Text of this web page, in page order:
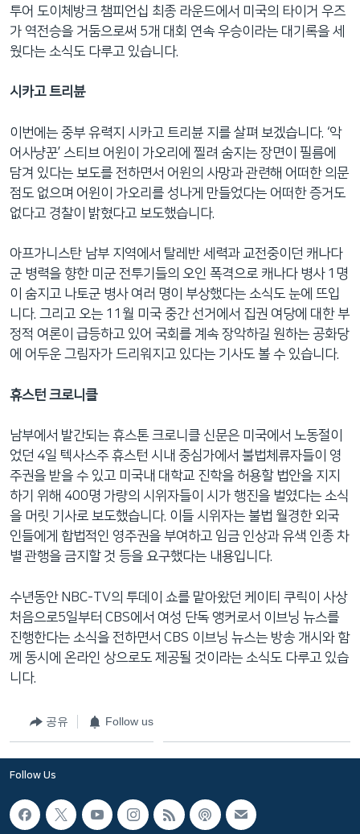
투어 도이체방크 챔피언십 최종 라운드에서 미국의 타이거 우즈
가 역전승을 거둠으로써 5개 대회 연속 우승이라는 대기록을 세
웠다는 소식도 다루고 있습니다.
시카고 트리뷴
이번에는 중부 유력지 시카고 트리뷴 지를 살펴 보겠습니다. ‘악
어사냥꾼’ 스티브 어윈이 가오리에 찔려 숨지는 장면이 필름에
담겨 있다는 보도를 전하면서 어윈의 사망과 관련해 어떠한 의문
점도 없으며 어윈이 가오리를 성나게 만들었다는 어떠한 증거도
없다고 경찰이 밝혔다고 보도했습니다.
아프가니스탄 남부 지역에서 탈레반 세력과 교전중이던 캐나다
군 병력을 향한 미군 전투기들의 오인 폭격으로 캐나다 병사 1명
이 숨지고 나토군 병사 여러 명이 부상했다는 소식도 눈에 뜨입
니다. 그리고 오는 11월 미국 중간 선거에서 집권 여당에 대한 부
정적 여론이 급등하고 있어 국회를 계속 장악하길 원하는 공화당
에 어두운 그림자가 드리워지고 있다는 기사도 볼 수 있습니다.
휴스턴 크로니클
남부에서 발간되는 휴스톤 크로니클 신문은 미국에서 노동절이
었던 4일 텍사스주 휴스턴 시내 중심가에서 불법체류자들이 영
주권을 받을 수 있고 미국내 대학교 진학을 허용할 법안을 지지
하기 위해 400명 가량의 시위자들이 시가 행진을 벌였다는 소식
을 머릿 기사로 보도했습니다. 이들 시위자는 불법 월경한 외국
인들에게 합법적인 영주권을 부여하고 임금 인상과 유색 인종 차
별 관행을 금지할 것 등을 요구했다는 내용입니다.
수년동안 NBC-TV의 투데이 쇼를 맡아왔던 케이티 쿠릭이 사상
처음으로5일부터 CBS에서 여성 단독 앵커로서 이브닝 뉴스를
진행한다는 소식을 전하면서 CBS 이브닝 뉴스는 방송 개시와 함
께 동시에 온라인 상으로도 제공될 것이라는 소식도 다루고 있습
니다.
공유 Follow us
Follow Us